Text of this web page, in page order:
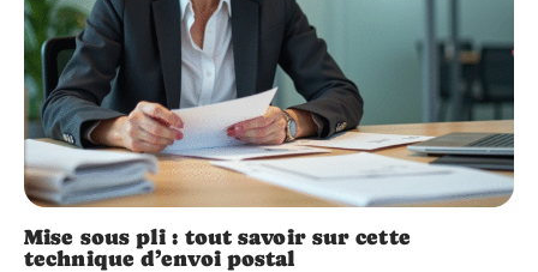
Mise sous pli : tout savoir sur cette
technique d’envoi postal